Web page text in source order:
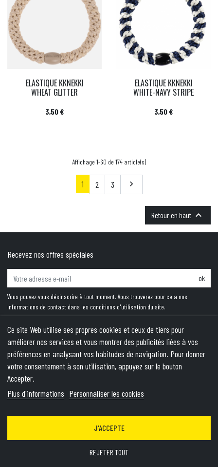
ELASTIQUE KKNEKKI
WHEAT GLITTER
Prix
3,50 €
ELASTIQUE KKNEKKI
WHITE-NAVY STRIPE
Prix
3,50 €
Affichage 1-60 de 174 article(s)
1 2 3 Suivant

Retour en haut 
Recevez nos offres spéciales
ok
Vous pouvez vous désinscrire à tout moment. Vous trouverez pour cela nos
informations de contact dans les conditions d'utilisation du site.
PRODUITS
NOTRE SOCIÉTÉ
VOTRE COMPTE
Ce site Web utilise ses propres cookies et ceux de tiers pour
améliorer nos services et vous montrer des publicités liées à vos
préférences en analysant vos habitudes de navigation. Pour donner
votre consentement à son utilisation, appuyez sur le bouton
Accepter.
Plus d'informations Personnaliser les cookies
REJETER TOUT
J'ACCEPTE
© 2026 - Theme by Wepika- This site is protected by reCAPTCHA